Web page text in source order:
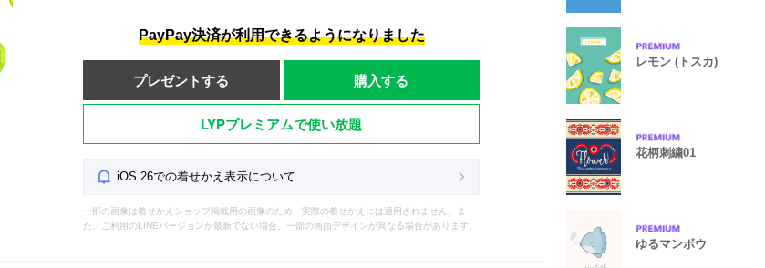
PayPay決済が利用できるようになりました
プレゼントする 購入する
LYPプレミアムで使い放題
iOS 26での着せかえ表示について
一部の画像は着せかえショップ掲載用の画像のため、実際の着せかえには適用されません。ま
た、ご利用のLINEバージョンが最新でない場合、一部の画面デザインが異なる場合があります。
レモン (トスカ)
花柄刺繍01
ゆるマンボウ